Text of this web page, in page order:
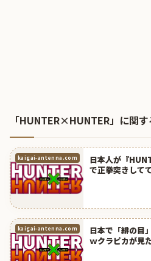
「HUNTER×HUNTER」に関
kaigai-antenna.com
日本人が『
で正拳突きして
kaigai-antenna.com
日本で「緋の目
ｗクラピカが見